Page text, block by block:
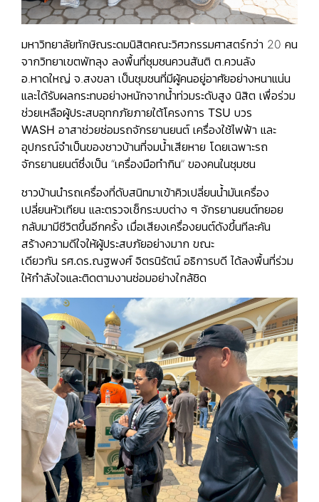
มหาวิทยาลัยทักษิณระดมนิสิตคณะวิศวกรรมศาสตร์กว่า 20 คน
จากวิทยาเขตพัทลุง ลงพื้นที่ชุมชนควนสันติ ต.ควนลัง
อ.หาดใหญ่ จ.สงขลา เป็นชุมชนที่มีผู้คนอยู่อาศัยอย่างหนาแน่น
และได้รับผลกระทบอย่างหนักจากน้ำท่วมระดับสูง นิสิต เพื่อร่วม
ช่วยเหลือผู้ประสบอุทกภัยภายใต้โครงการ TSU บวร
WASH อาสาช่วยซ่อมรถจักรยานยนต์ เครื่องใช้ไฟฟ้า และ
อุปกรณ์จำเป็นของชาวบ้านที่จมน้ำเสียหาย โดยเฉพาะรถ
จักรยานยนต์ซึ่งเป็น “เครื่องมือทำกิน” ของคนในชุมชน
ชาวบ้านนำรถเครื่องที่ดับสนิทมาเข้าคิวเปลี่ยนน้ำมันเครื่อง
เปลี่ยนหัวเทียน และตรวจเช็กระบบต่าง ๆ จักรยานยนต์ทยอย
กลับมามีชีวิตขึ้นอีกครั้ง เมื่อเสียงเครื่องยนต์ดังขึ้นทีละคัน
สร้างความดีใจให้ผู้ประสบภัยอย่างมาก ขณะ
เดียวกัน รศ.ดร.ณฐพงศ์ จิตรนิรัตน์ อธิการบดี ได้ลงพื้นที่ร่วม
ให้กำลังใจและติดตามงานซ่อมอย่างใกล้ชิด